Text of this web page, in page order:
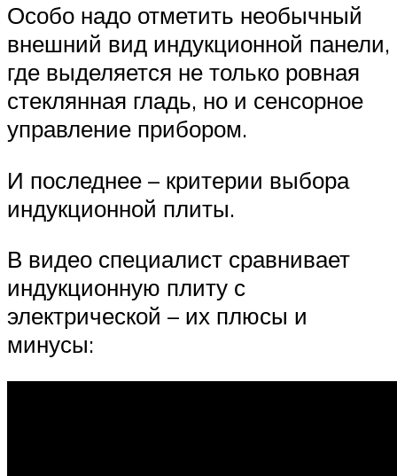
Особо надо отметить необычный
внешний вид индукционной панели,
где выделяется не только ровная
стеклянная гладь, но и сенсорное
управление прибором.
И последнее – критерии выбора
индукционной плиты.
В видео специалист сравнивает
индукционную плиту с
электрической – их плюсы и
минусы: